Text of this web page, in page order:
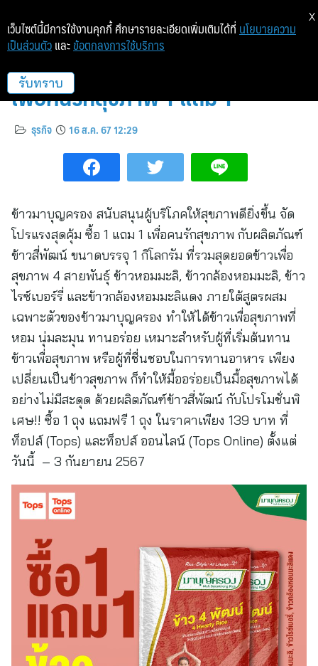
ข้าวมาบุญครอง จัดโปรแรงสุดคุ้ม
เพื่อคนรักสุขภาพ 1 แถม 1
ธุรกิจ 16 ส.ค. 67 12:29
ข้าวมาบุญครอง สนับสนุนผู้บริโภคให้สุขภาพดียิ่งขึ้น จัด
โปรแรงสุดคุ้ม ซื้อ 1 แถม 1 เพื่อคนรักสุขภาพ กับผลิตภัณฑ์
ข้าวสี่พัฒน์ ขนาดบรรจุ 1 กิโลกรัม ที่รวมสุดยอดข้าวเพื่อ
สุขภาพ 4 สายพันธุ์ ข้าวหอมมะลิ, ข้าวกล้องหอมมะลิ, ข้าว
ไรซ์เบอร์รี่ และข้าวกล้องหอมมะลิแดง ภายใต้สูตรผสม
เฉพาะตัวของข้าวมาบุญครอง ทำให้ได้ข้าวเพื่อสุขภาพที่
หอม นุ่มละมุน ทานอร่อย เหมาะสำหรับผู้ที่เริ่มต้นทาน
ข้าวเพื่อสุขภาพ หรือผู้ที่ชื่นชอบในการทานอาหาร เพียง
เปลี่ยนเป็นข้าวสุขภาพ ก็ทำให้มื้ออร่อยเป็นมื้อสุขภาพได้
อย่างไม่มีสะดุด ด้วยผลิตภัณฑ์ข้าวสี่พัฒน์ กับโปรโมชั่นพิ
เศษ!! ซื้อ 1 ถุง แถมฟรี 1 ถุง ในราคาเพียง 139 บาท ที่
ท็อปส์ (Tops) และท็อปส์ ออนไลน์ (Tops Online) ตั้งแต่
วันนี้ – 3 กันยายน 2567
เว็บไซต์นี้มีการใช้งานคุกกี้ ศึกษารายละเอียดเพิ่มเติมได้ที่ นโยบายความ
เป็นส่วนตัว และ ข้อตกลงการใช้บริการ
รับทราบ
X